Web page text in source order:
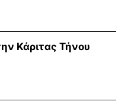
Κάριτας Τήνου